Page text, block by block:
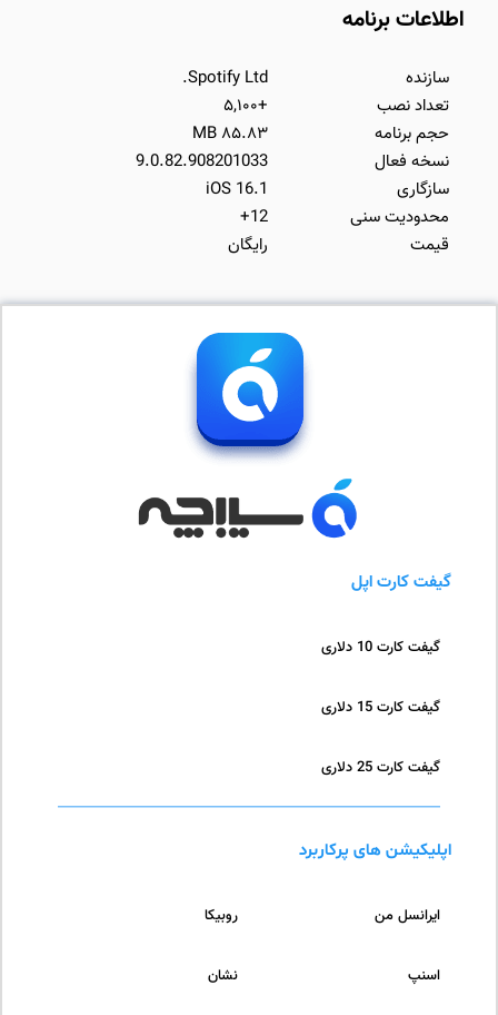
اطلاعات برنامه
Spotify Ltd.
+۵,۱۰۰
۸۵.۸۳ MB
9.0.82.908201033
iOS 16.1
12+
رایگان
سازنده
تعداد نصب
حجم برنامه
نسخه فعال
سازگاری
محدودیت سنی
قیمت
گیفت کارت اپل
گیفت کارت 10 دلاری
گیفت کارت 15 دلاری
گیفت کارت 25 دلاری
اپلیکیشن های پرکاربرد
روبیکا ایرانسل من
نشان اسنپ